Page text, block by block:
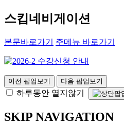
스킵네비게이션
본문바로가기 주메뉴 바로가기
이전 팝업보기 다음 팝업보기
하루동안 열지않기
SKIP NAVIGATION